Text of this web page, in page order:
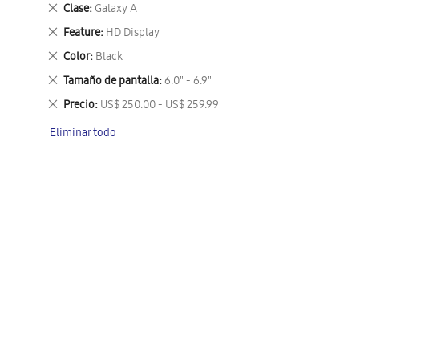
artículo
Clase Galaxy A
Eliminar
este
artículo
Feature HD Display
Eliminar
este
artículo
Color Black
Eliminar
este
artículo
Tamaño de pantalla 6.0" - 6.9"
Eliminar
este
artículo
Precio US$ 250.00 - US$ 259.99
Eliminar
artículo
Eliminar todo